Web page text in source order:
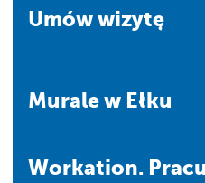
Umów wizytę
Murale w Ełku
Workation. Pracuj